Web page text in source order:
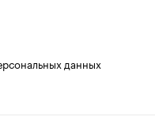
данных